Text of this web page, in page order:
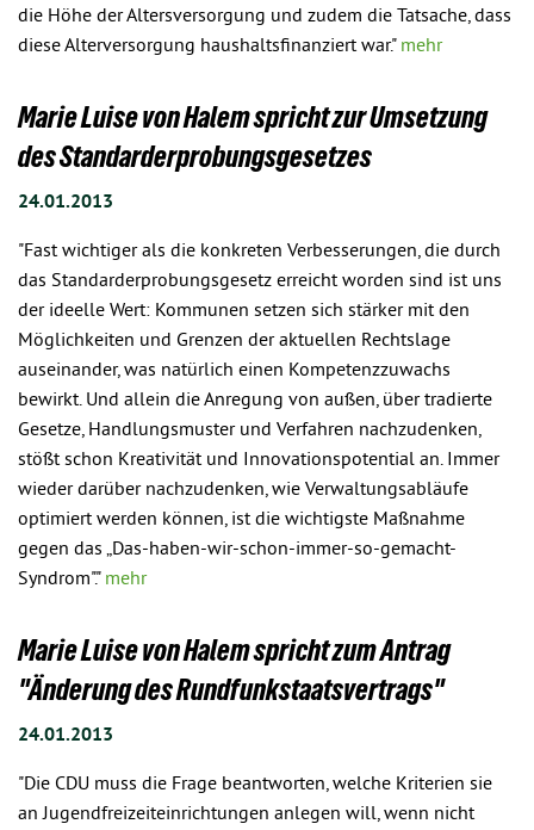
die Höhe der Altersversorgung und zudem die Tatsache, dass
diese Alterversorgung haushaltsfinanziert war." mehr
Marie Luise von Halem spricht zur Umsetzung
des Standarderprobungsgesetzes
24.01.2013
"Fast wichtiger als die konkreten Verbesserungen, die durch
das Standarderprobungsgesetz erreicht worden sind ist uns
der ideelle Wert: Kommunen setzen sich stärker mit den
Möglichkeiten und Grenzen der aktuellen Rechtslage
auseinander, was natürlich einen Kompetenzzuwachs
bewirkt. Und allein die Anregung von außen, über tradierte
Gesetze, Handlungsmuster und Verfahren nachzudenken,
stößt schon Kreativität und Innovationspotential an. Immer
wieder darüber nachzudenken, wie Verwaltungsabläufe
optimiert werden können, ist die wichtigste Maßnahme
gegen das „Das-haben-wir-schon-immer-so-gemacht-
Syndrom"." mehr
Marie Luise von Halem spricht zum Antrag
"Änderung des Rundfunkstaatsvertrags"
24.01.2013
"Die CDU muss die Frage beantworten, welche Kriterien sie
an Jugendfreizeiteinrichtungen anlegen will, wenn nicht